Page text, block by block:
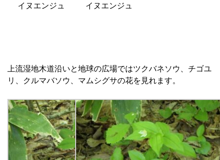
イヌエンジュ イヌエンジュ
上流湿地木道沿いと地球の広場ではツクバネソウ、チゴユ
リ、クルマバソウ、マムシグサの花を見れます。